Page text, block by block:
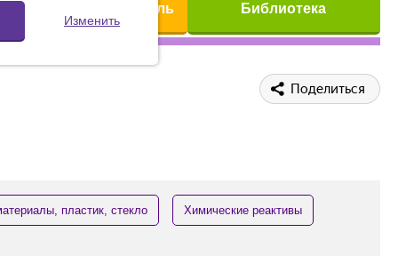
Изменить
Предметный указатель Библиотека
Поделиться
пластик, стекло Химические реактивы